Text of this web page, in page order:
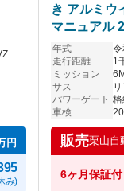
円
み)
き アルミウ
マニュアル
き
年式
令
走行距離
1
ミッション
サス
パワーゲート
車検
販売栗山自
6ヶ月保証付